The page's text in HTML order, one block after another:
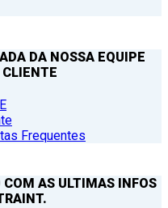
DA NOSSA EQUIPE
CLIENTE
Frequentes
AS ULTIMAS INFOS